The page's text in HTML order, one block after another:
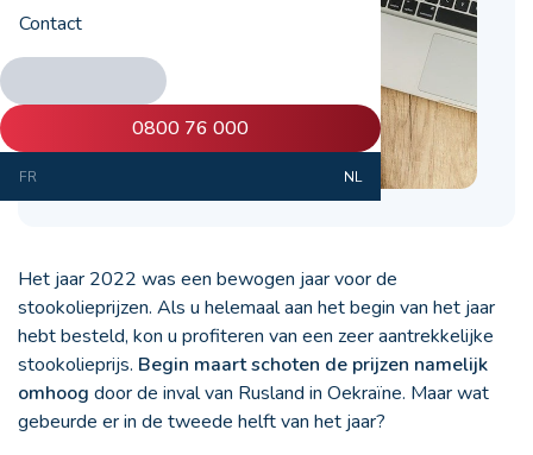
Contact
0800 76 000
FR NL
Het jaar 2022 was een bewogen jaar voor de
stookolieprijzen. Als u helemaal aan het begin van het jaar
hebt besteld, kon u profiteren van een zeer aantrekkelijke
stookolieprijs. Begin maart schoten de prijzen namelijk
omhoog door de inval van Rusland in Oekraïne. Maar wat
gebeurde er in de tweede helft van het jaar?